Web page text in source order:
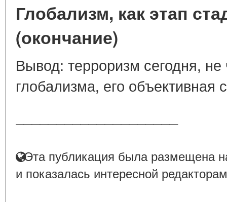
Глобализм, как этап
(окончание)
Вывод: терроризм сегодня,
глобализма, его объективная
Эта публикация была размещена
и показалась интересной